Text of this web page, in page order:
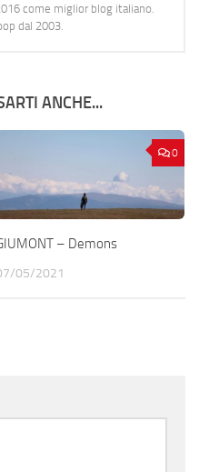
come miglior blog italiano.
dal 2003.
ANCHE...
0
– Demons
05/2021